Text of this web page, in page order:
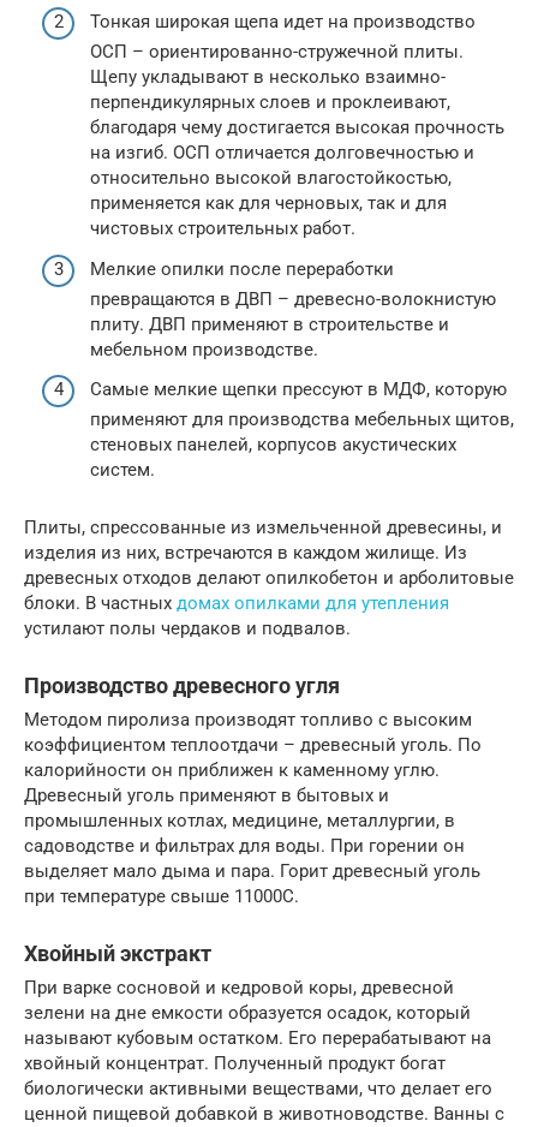
Тонкая широкая щепа идет на производство
ОСП – ориентированно-стружечной плиты.
Щепу укладывают в несколько взаимно-
перпендикулярных слоев и проклеивают,
благодаря чему достигается высокая прочность
на изгиб. ОСП отличается долговечностью и
относительно высокой влагостойкостью,
применяется как для черновых, так и для
чистовых строительных работ.
Мелкие опилки после переработки
превращаются в ДВП – древесно-волокнистую
плиту. ДВП применяют в строительстве и
мебельном производстве.
Самые мелкие щепки прессуют в МДФ, которую
применяют для производства мебельных щитов,
стеновых панелей, корпусов акустических
систем.
Плиты, спрессованные из измельченной древесины, и
изделия из них, встречаются в каждом жилище. Из
древесных отходов делают опилкобетон и арболитовые
блоки. В частных домах опилками для утепления
устилают полы чердаков и подвалов.
Производство древесного угля
Методом пиролиза производят топливо с высоким
коэффициентом теплоотдачи – древесный уголь. По
калорийности он приближен к каменному углю.
Древесный уголь применяют в бытовых и
промышленных котлах, медицине, металлургии, в
садоводстве и фильтрах для воды. При горении он
выделяет мало дыма и пара. Горит древесный уголь
при температуре свыше 11000C.
Хвойный экстракт
При варке сосновой и кедровой коры, древесной
зелени на дне емкости образуется осадок, который
называют кубовым остатком. Его перерабатывают на
хвойный концентрат. Полученный продукт богат
биологически активными веществами, что делает его
ценной пищевой добавкой в животноводстве. Ванны с